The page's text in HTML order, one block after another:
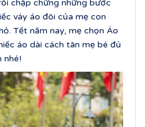
chập chững những bước
váy áo đôi của mẹ con
Tết năm nay, mẹ chọn Áo
áo dài cách tân mẹ bé đủ
nhé!